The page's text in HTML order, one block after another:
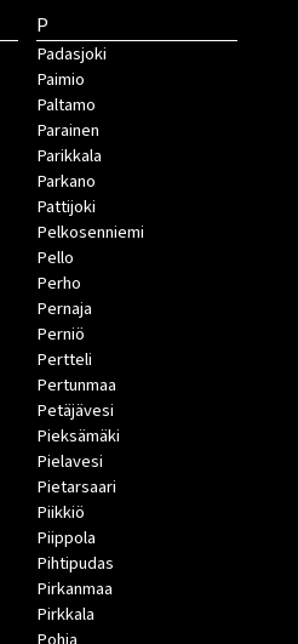
P
Padasjoki
Paimio
Paltamo
Parainen
Parikkala
Parkano
Pattijoki
Pelkosenniemi
Pello
Perho
Pernaja
Perniö
Pertteli
Pertunmaa
Petäjävesi
Pieksämäki
Pielavesi
Pietarsaari
Piikkiö
Piippola
Pihtipudas
Pirkanmaa
Pirkkala